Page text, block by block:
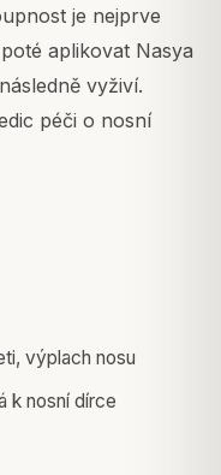
je nejprve
aplikovat Nasya
vyživí.
péči o nosní
výplach nosu
k nosní dírce